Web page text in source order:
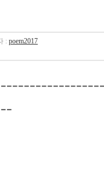
: poem2017